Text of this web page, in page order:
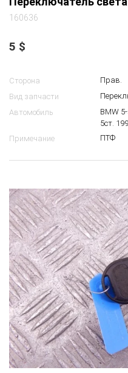
160636
5 $
Сторона
Прав.
Вид запчасти
Автомобиль
BMW
5ст.
Примечание
ПТФ